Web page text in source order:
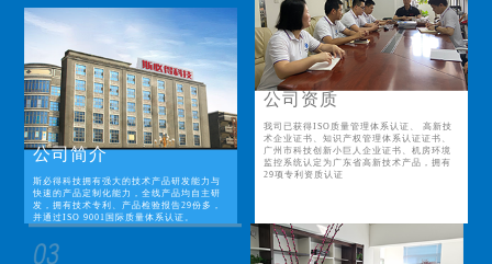
公司简介
斯必得科技拥有强大的技术产品研发能力与
快速的产品定制化能力，全线产品均自主研
发，拥有技术专利、产品检验报告29份多，
并通过ISO 9001国际质量体系认证。
公司资质
我司已获得ISO质量管理体系认证、 高新技
术企业证书、知识产权管理体系认证证书、
广州市科技创新小巨人企业证书、机房环境
监控系统认定为广东省高新技术产品，拥有
29项专利资质认证